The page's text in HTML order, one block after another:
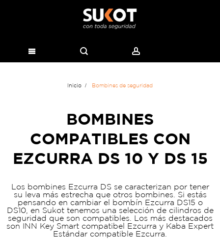
Inicio Bombines de seguridad
BOMBINES
COMPATIBLES CON
EZCURRA DS 10 Y DS 15
Los bombines Ezcurra DS se caracterizan por tener
su leva más estrecha que otros bombines. Si estás
pensando en cambiar el bombín Ezcurra DS15 o
DS10, en Sukot tenemos una selección de cilindros de
seguridad que son compatibles. Los más destacados
son INN Key Smart compatibel Ezcurra y Kaba Expert
Estándar compatible Ezcurra.